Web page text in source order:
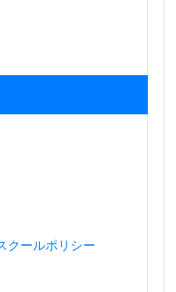
クールポリシー